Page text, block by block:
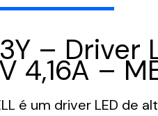
– Driver
4,16A –
é um driver LED de